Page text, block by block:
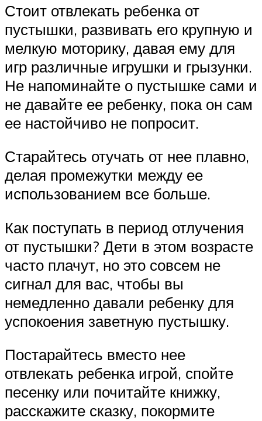
Стоит отвлекать ребенка от
пустышки, развивать его крупную и
мелкую моторику, давая ему для
игр различные игрушки и грызунки.
Не напоминайте о пустышке сами и
не давайте ее ребенку, пока он сам
ее настойчиво не попросит.
Старайтесь отучать от нее плавно,
делая промежутки между ее
использованием все больше.
Как поступать в период отлучения
от пустышки? Дети в этом возрасте
часто плачут, но это совсем не
сигнал для вас, чтобы вы
немедленно давали ребенку для
успокоения заветную пустышку.
Постарайтесь вместо нее
отвлекать ребенка игрой, спойте
песенку или почитайте книжку,
расскажите сказку, покормите